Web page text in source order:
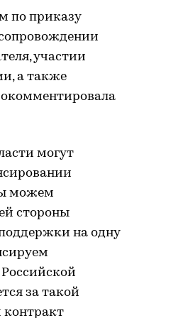
по приказу
участии
а также
могут
можем
стороны
на одну
за такой